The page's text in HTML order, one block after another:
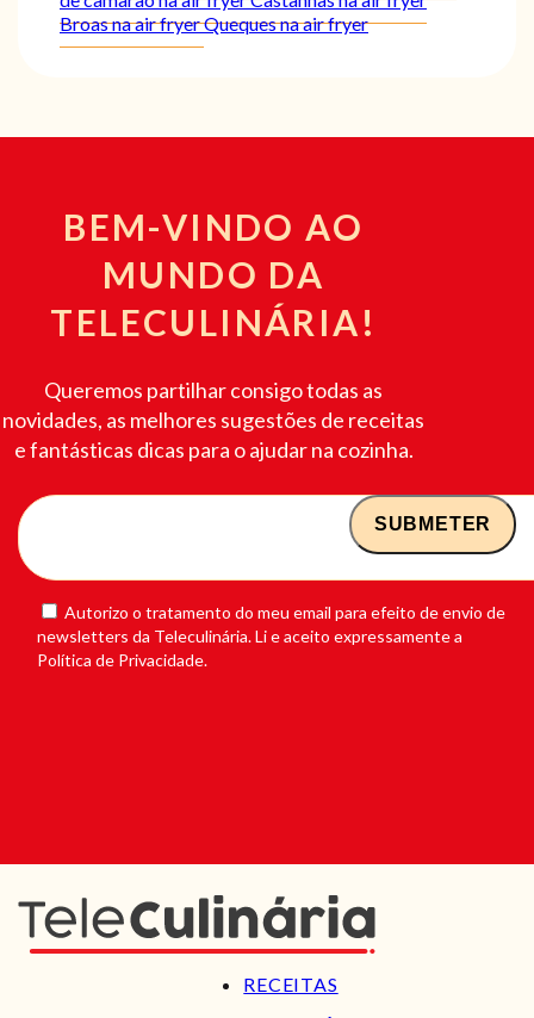
Broas na air fryerQueques na air fryer
BEM-VINDO AO
MUNDO DA
TELECULINÁRIA!
Queremos partilhar consigo todas as
novidades, as melhores sugestões de receitas
e fantásticas dicas para o ajudar na cozinha.
Autorizo o tratamento do meu email para efeito de envio de
newsletters da Teleculinária. Li e aceito expressamente a
Política de Privacidade.
RECEITAS